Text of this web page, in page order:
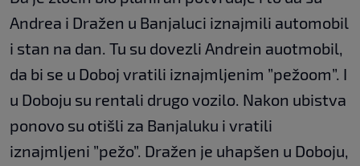
Andrea i Dražen u Banjaluci iznajmili automobil
i stan na dan. Tu su dovezli Andrein auotmobil,
da bi se u Doboj vratili iznajmljenim ”pežoom”. I
u Doboju su rentali drugo vozilo. Nakon ubistva
ponovo su otišli za Banjaluku i vratili
iznajmljeni ”pežo”. Dražen je uhapšen u Doboju,